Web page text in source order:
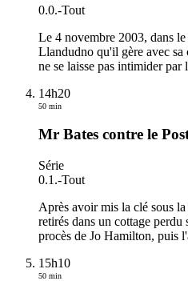
0.0.-Tout
Le 4 novembre 2003, dans
Llandudno qu'il gère avec sa
ne se laisse pas intimider par
14h20
50 min
Mr Bates contre le
Série
0.1.-Tout
Après avoir mis la clé sous
retirés dans un cottage
procès de Jo Hamilton, puis
15h10
50 min